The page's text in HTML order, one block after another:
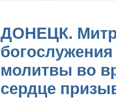
ДОНЕЦК.
молитвы во
сердце